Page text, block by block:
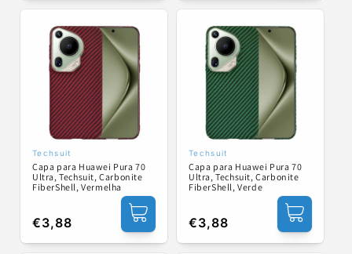
Fornecedor:
Techsuit
Capa para Huawei Pura 70
Ultra, Techsuit, Carbonite
FiberShell, Vermelha
Preço
normal
€3,88
Fornecedor:
Techsuit
Capa para Huawei Pura 70
Ultra, Techsuit, Carbonite
FiberShell, Verde
Preço
normal
€3,88